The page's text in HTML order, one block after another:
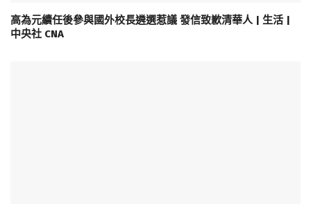
高為元續任後參與國外校長遴選惹議 發信致歉清華人 | 生活 |
中央社 CNA